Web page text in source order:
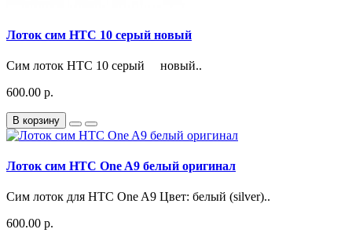
Лоток сим HTC 10 серый новый
Сим лоток HTC 10 серый новый..
600.00 р.
В корзину
Лоток сим HTC One A9 белый оригинал
Сим лоток для HTC One A9 Цвет: белый (silver)..
600.00 р.